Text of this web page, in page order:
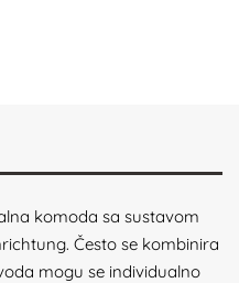
komoda sa sustavom
Često se kombinira
mogu se individualno